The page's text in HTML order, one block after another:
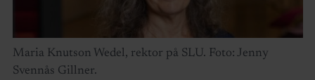
Maria Knutson Wedel, rektor på SLU. Foto: Jenny
Svennås Gillner.